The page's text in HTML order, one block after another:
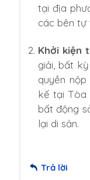
tại địa
các bên tự
Khởi kiện
giải, bất
quyền
kế tại Tòa
bất động
lại di sản.
Trả lời